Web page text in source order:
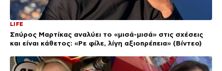
LIFE
Σπύρος Μαρτίκας αναλύει το «μισά-μισά» στις σχέσεις
και είναι κάθετος: «Ρε φίλε, λίγη αξιοπρέπεια» (Βίντεο)